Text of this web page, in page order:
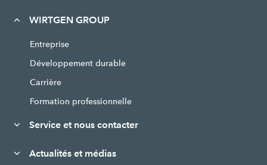
WIRTGEN GROUP
Entreprise
Développement durable
Carrière
Formation professionnelle
Service et nous contacter
Actualités et médias